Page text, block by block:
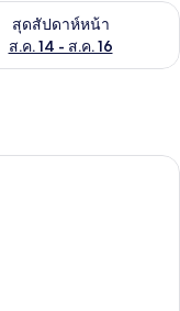
.ค. 7 - ส.ค. 9
สุดสัปดาห์หน้า
ส.ค. 14 - ส.ค. 16
จำนวนห้องพักว่างใน
ายอียิปต์, เครื่องนอนระดับ